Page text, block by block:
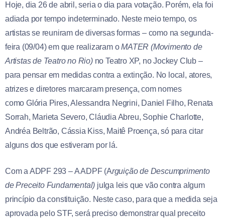
Hoje, dia 26 de abril, seria o dia para votação. Porém, ela foi
adiada por tempo indeterminado. Neste meio tempo, os
artistas se reuniram de diversas formas – como na segunda-
feira (09/04) em que realizaram oMATER (Movimento de
Artistas de Teatro no Rio)no Teatro XP, no Jockey Club –
para pensar em medidas contra a extinção. No local, atores,
atrizes e diretores marcaram presença, com nomes
como Glória Pires, Alessandra Negrini, Daniel Filho, Renata
Sorrah, Marieta Severo, Cláudia Abreu, Sophie Charlotte,
Andréa Beltrão, Cássia Kiss, Maitê Proença, só para citar
alguns dos que estiveram por lá.
Com a ADPF 293 – A ADPF (Arguição de Descumprimento
de Preceito Fundamental) julga leis que vão contra algum
princípio da constituição. Neste caso, para que a medida seja
aprovada pelo STF, será preciso demonstrar qual preceito